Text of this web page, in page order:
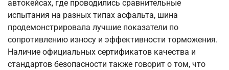
автокейсах, где проводились сравнительные
испытания на разных типах асфальта, шина
продемонстрировала лучшие показатели по
сопротивлению износу и эффективности торможения.
Наличие официальных сертификатов качества и
стандартов безопасности также говорит о том, что